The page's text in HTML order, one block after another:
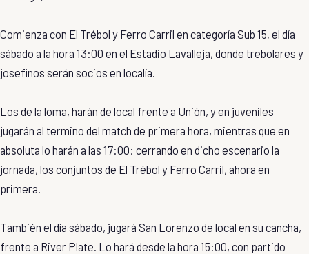
Comienza con El Trébol y Ferro Carril en categoría Sub 15, el día
sábado a la hora 13:00 en el Estadio Lavalleja, donde trebolares y
josefinos serán socios en localía.
Los de la loma, harán de local frente a Unión, y en juveniles
jugarán al termino del match de primera hora, mientras que en
absoluta lo harán a las 17:00; cerrando en dicho escenario la
jornada, los conjuntos de El Trébol y Ferro Carril, ahora en
primera.
También el día sábado, jugará San Lorenzo de local en su cancha,
frente a River Plate. Lo hará desde la hora 15:00, con partido